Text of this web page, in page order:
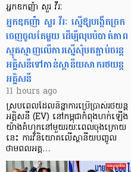
អ្នកឧកញ៉ា សួរ វីរៈ
អ្នកឧកញ៉ា សួរ វីរៈ ស្នើឱ្យបង្កើតច្រក
ចេញចូលតែមួយ ដើម្បីលុបបំបាត់ភាព
ស្មុគស្មាញលើការស្នើសុំបតភ្ជាប់ចរន្ត
អគ្គិសនីទៅកាន់ស្ថានីយសាករថយន្ត
អគ្គិសនី
11 hours ago
ស្របពេលដែលនិន្នាការប្រើប្រាស់រថយន្ត
អគ្គិសនី (EV) នៅកម្ពុជាកំពុងហក់ឡើង
យ៉ាងគំហុកនៅមួយរយៈពេលចុងក្រោយ
នេះ ការវិនិយោគលើស្ថានីយបញ្ចូល
ថាមពលអគ្គ…